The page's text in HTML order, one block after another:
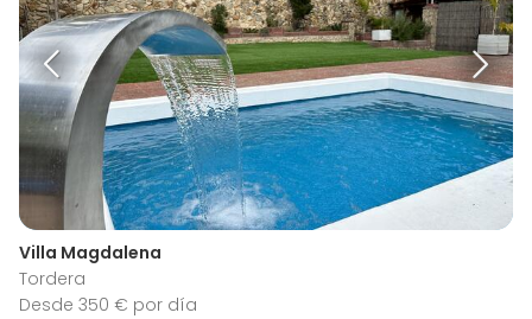
Villa Magdalena
Tordera
Desde 350 € por día